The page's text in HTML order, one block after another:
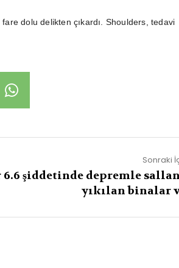
dolu delikten çıkardı. Shoulders, tedavi
Sonraki
şiddetinde depremle
yıkılan binalar